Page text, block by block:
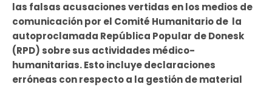
las falsas acusaciones vertidas en los medios de
comunicación por el Comité Humanitario de la
autoproclamada República Popular de Donesk
(RPD) sobre sus actividades médico-
humanitarias. Esto incluye declaraciones
erróneas con respecto a la gestión de material